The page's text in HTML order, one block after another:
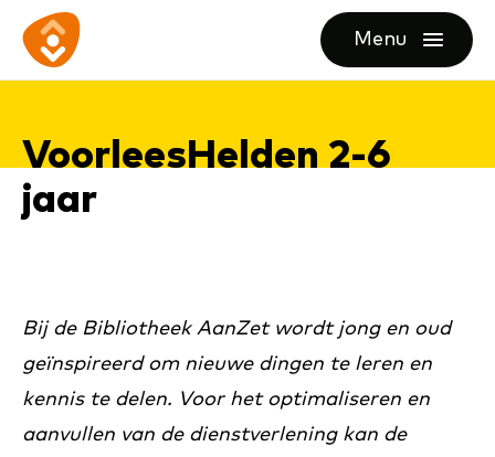
direct
content
direct
footer
Ga
naar
homepagina
Menu
openen
Voor­lees­Hel­den 2-6
jaar
Bij de Bibliotheek AanZet wordt jong en oud
geïnspireerd om nieuwe dingen te leren en
kennis te delen. Voor het optimaliseren en
aanvullen van de dienstverlening kan de